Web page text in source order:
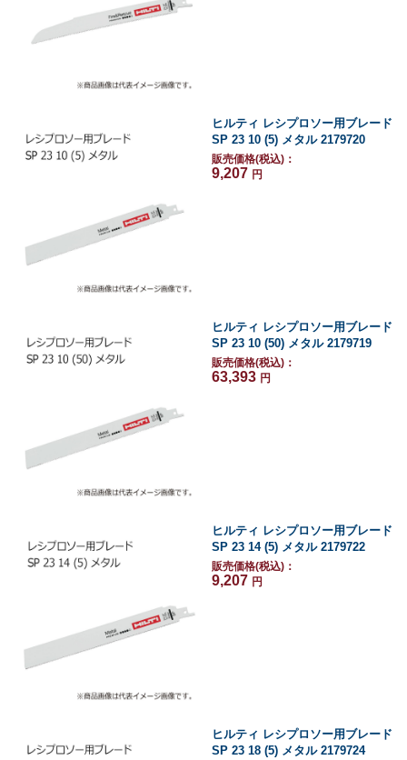
ヒルティ レシプロソー用ブレード
SP 23 10 (5) メタル 2179720
販売価格(税込)：
9,207 円
ヒルティ レシプロソー用ブレード
SP 23 10 (50) メタル 2179719
販売価格(税込)：
63,393 円
ヒルティ レシプロソー用ブレード
SP 23 14 (5) メタル 2179722
販売価格(税込)：
9,207 円
ヒルティ レシプロソー用ブレード
SP 23 18 (5) メタル 2179724